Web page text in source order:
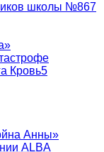
школы №867
Кровь5
Анны»
ALBA